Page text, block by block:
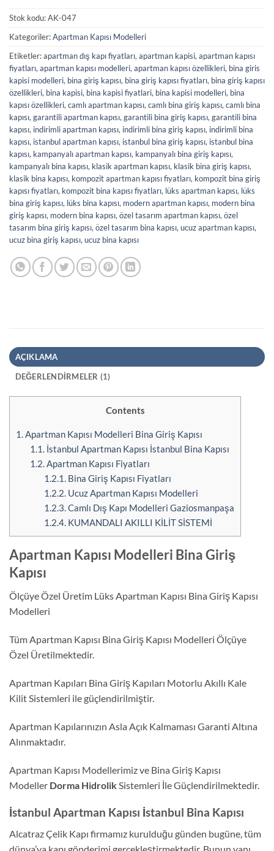
Stok kodu:AK-047
Kategoriler:Apartman Kapısı Modelleri
Etiketler:apartman dış kapı fiyatları, apartman kapisi, apartman kapısı
fiyatları, apartman kapısı modelleri, apartman kapısı özellikleri, bina giris
kapisi modelleri, bina giriş kapısı, bina giriş kapısı fiyatları, bina giriş kapısı
özellikleri, bina kapisi, bina kapisi fiyatlari, bina kapisi modelleri, bina
kapısı özellikleri, camlı apartman kapısı, camlı bina giriş kapısı, camlı bina
kapısı, garantili apartman kapısı, garantili bina giriş kapısı, garantili bina
kapısı, indirimli apartman kapısı, indirimli bina giriş kapısı, indirimli bina
kapısı, istanbul apartman kapısı, istanbul bina giriş kapısı, istanbul bina
kapısı, kampanyalı apartman kapısı, kampanyalı bina giriş kapısı,
kampanyalı bina kapısı, klasik apartman kapısı, klasik bina giriş kapısı,
klasik bina kapısı, kompozit apartman kapısı fiyatları, kompozit bina giriş
kapısı fiyatları, kompozit bina kapısı fiyatları, lüks apartman kapısı, lüks
bina giriş kapısı, lüks bina kapısı, modern apartman kapısı, modern bina
giriş kapısı, modern bina kapısı, özel tasarım apartman kapısı, özel
tasarım bina giriş kapısı, özel tasarım bina kapısı, ucuz apartman kapısı,
ucuz bina giriş kapısı, ucuz bina kapısı
AÇIKLAMA
DEĞERLENDIRMELER (1)
Contents
1.Apartman Kapısı Modelleri Bina Giriş Kapısı
1.1.İstanbul Apartman Kapısı İstanbul Bina Kapısı
1.2.Apartman Kapısı Fiyatları
1.2.1.Bina Giriş Kapısı Fiyatları
1.2.2.Ucuz Apartman Kapısı Modelleri
1.2.3.Camlı Dış Kapı Modelleri Gaziosmanpaşa
1.2.4.KUMANDALI AKILLI KİLİT SİSTEMİ
Apartman Kapısı Modelleri Bina Giriş
Kapısı
Ölçüye Özel Üretim Lüks Apartman Kapısı Bina Giriş Kapısı
Modelleri
Tüm Apartman Kapısı Bina Giriş Kapısı Modelleri Ölçüye
Özel Üretilmektedir.
Apartman Kapıları Bina Giriş Kapıları Motorlu Akıllı Kale
Kilit Sistemleri ile güçlendirilmiştir.
Apartman Kapılarınızın Asla Açık Kalmaması Garanti Altına
Alınmaktadır.
Apartman Kapısı Modellerimiz ve Bina Giriş Kapısı
Modeller Dorma Hidrolik Sistemleri İle Güçlendirilmektedir.
İstanbul Apartman Kapısı İstanbul Bina Kapısı
Alcatraz Çelik Kapı firmamız kurulduğu günden bugüne, tüm